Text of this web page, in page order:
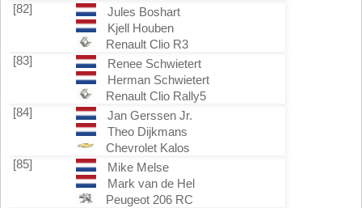
[82]
Jules Boshart
Kjell Houben
Renault Clio R3
[83]
Renee Schwietert
Herman Schwietert
Renault Clio Rally5
[84]
Jan Gerssen Jr.
Theo Dijkmans
Chevrolet Kalos
[85]
Mike Melse
Mark van de Hel
Peugeot 206 RC